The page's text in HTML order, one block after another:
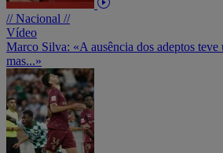
// Nacional //
Vídeo
Marco Silva: «A ausência dos adeptos teve
mas...»